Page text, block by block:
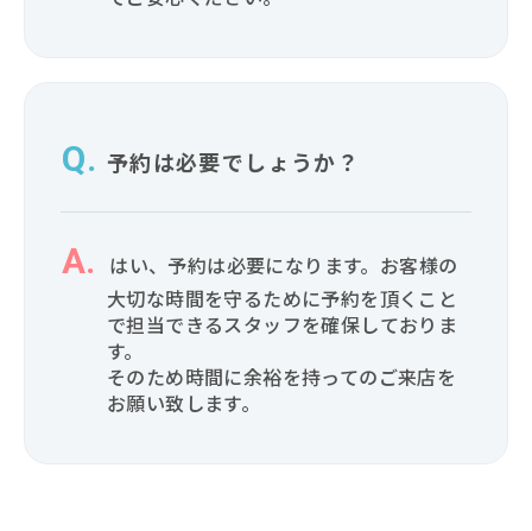
予約は必要でしょうか？
はい、予約は必要になります。お客様の
大切な時間を守るために予約を頂くこと
で担当できるスタッフを確保しておりま
す。
そのため時間に余裕を持ってのご来店を
お願い致します。